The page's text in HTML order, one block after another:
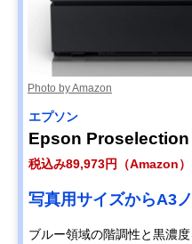
Photo by Amazon
エプソン
Epson Proselection
税込み89,973円（Amazon）
写真用サイズからA3
ブルー領域の階調性と黒濃